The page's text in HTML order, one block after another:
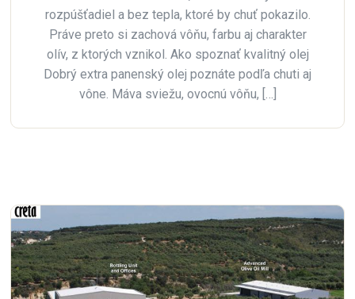
rozpúšťadiel a bez tepla, ktoré by chuť pokazilo.
Práve preto si zachová vôňu, farbu aj charakter
olív, z ktorých vznikol. Ako spoznať kvalitný olej
Dobrý extra panenský olej poznáte podľa chuti aj
vône. Máva sviežu, ovocnú vôňu, […]